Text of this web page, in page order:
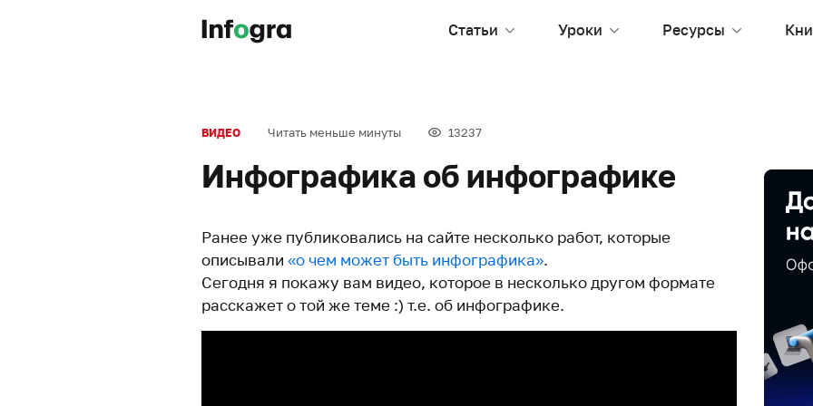
Статьи Уроки Ресурсы
ВИДЕО Читать меньше минуты 13237
Инфографика об инфографике
Ранее уже публиковались на сайте несколько работ, которые
описывали «о чем может быть инфографика».
Сегодня я покажу вам видео, которое в несколько другом формате
расскажет о той же теме :) т.е. об инфографике.